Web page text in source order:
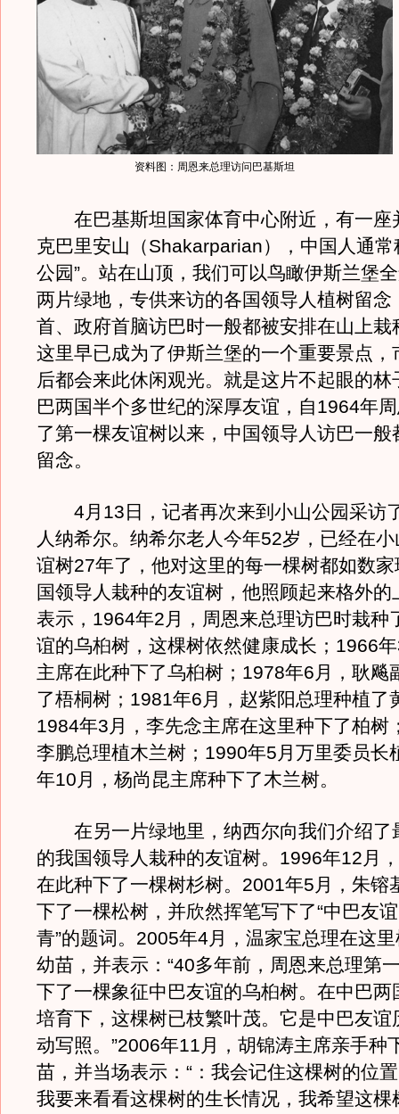
资料图：周恩来总理访问巴基斯坦
在巴基斯坦国家体育中心附近，有一座
克巴里安山（Shakarparian），中国人通常
公园”。站在山顶，我们可以鸟瞰伊斯兰堡
两片绿地，专供来访的各国领导人植树留念
首、政府首脑访巴时一般都被安排在山上栽
这里早已成为了伊斯兰堡的一个重要景点，
后都会来此休闲观光。就是这片不起眼的林
巴两国半个多世纪的深厚友谊，自1964年
了第一棵友谊树以来，中国领导人访巴一般
留念。
4月13日，记者再次来到小山公园采访
人纳希尔。纳希尔老人今年52岁，已经在
谊树27年了，他对这里的每一棵树都如数
国领导人栽种的友谊树，他照顾起来格外的
表示，1964年2月，周恩来总理访巴时栽种
谊的乌桕树，这棵树依然健康成长；1966
主席在此种下了乌桕树；1978年6月，耿飚
了梧桐树；1981年6月，赵紫阳总理种植了
1984年3月，李先念主席在这里种下了柏树
李鹏总理植木兰树；1990年5月万里委员长
年10月，杨尚昆主席种下了木兰树。
在另一片绿地里，纳西尔向我们介绍了
的我国领导人栽种的友谊树。1996年12月
在此种下了一棵树杉树。2001年5月，朱镕
下了一棵松树，并欣然挥笔写下了“中巴友
青”的题词。2005年4月，温家宝总理在这
幼苗，并表示：“40多年前，周恩来总理第
下了一棵象征中巴友谊的乌桕树。在中巴两
培育下，这棵树已枝繁叶茂。它是中巴友谊
动写照。”2006年11月，胡锦涛主席亲手种
苗，并当场表示：“：我会记住这棵树的位
我要来看看这棵树的生长情况，我希望这棵